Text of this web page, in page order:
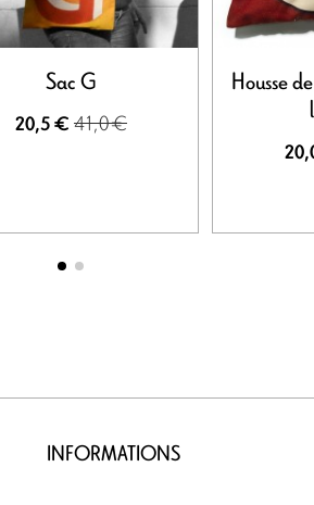
Sac G
20,5 € 41,0 €
Housse
INFORMATIONS